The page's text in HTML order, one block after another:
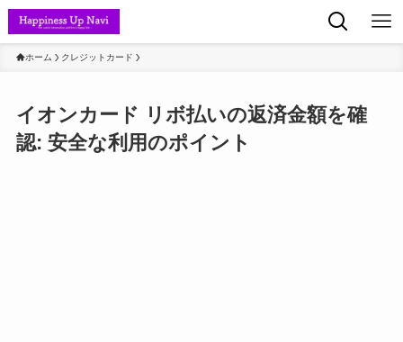
ホーム クレジットカード
イオンカード リボ払いの返済金額を確
認: 安全な利用のポイント